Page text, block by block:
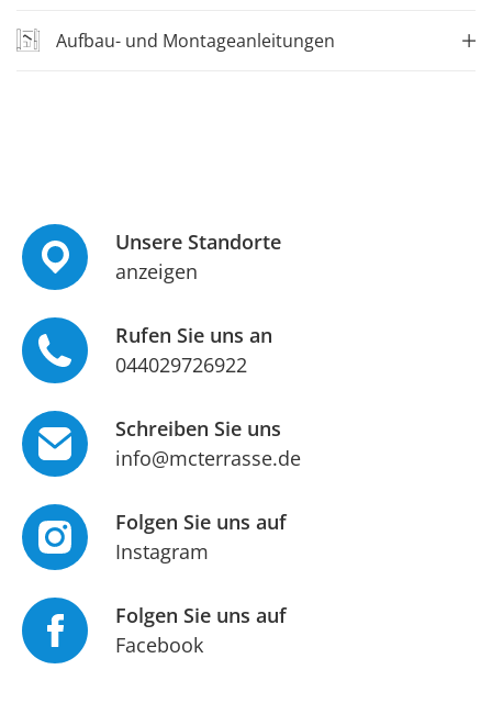
Aufbau- und Montageanleitungen
Unsere Standorte
anzeigen
Rufen Sie uns an
044029726922
Schreiben Sie uns
info@mcterrasse.de
Folgen Sie uns auf
Instagram
Folgen Sie uns auf
Facebook